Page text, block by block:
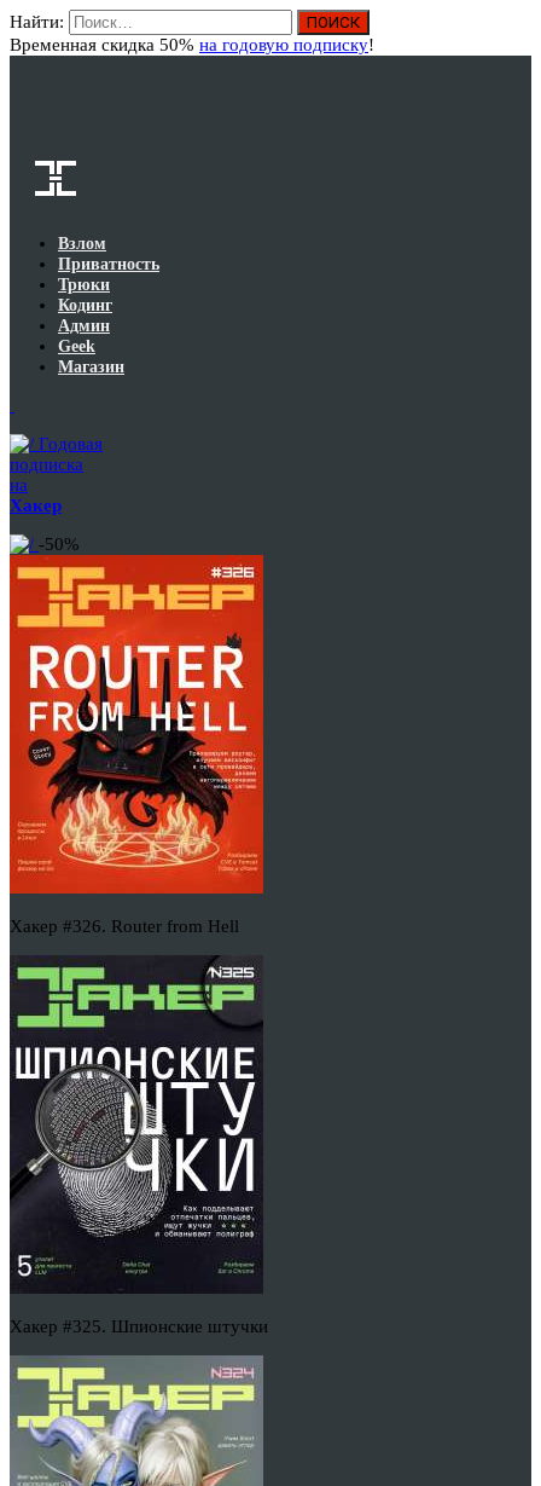
Найти:
Временная скидка 50% на годовую подписку!
Взлом
Приватность
Трюки
Кодинг
Админ
Geek
Магазин
Годовая
подписка
на
Хакер
-50%
Хакер #326. Router from Hell
Хакер #325. Шпионские штучки